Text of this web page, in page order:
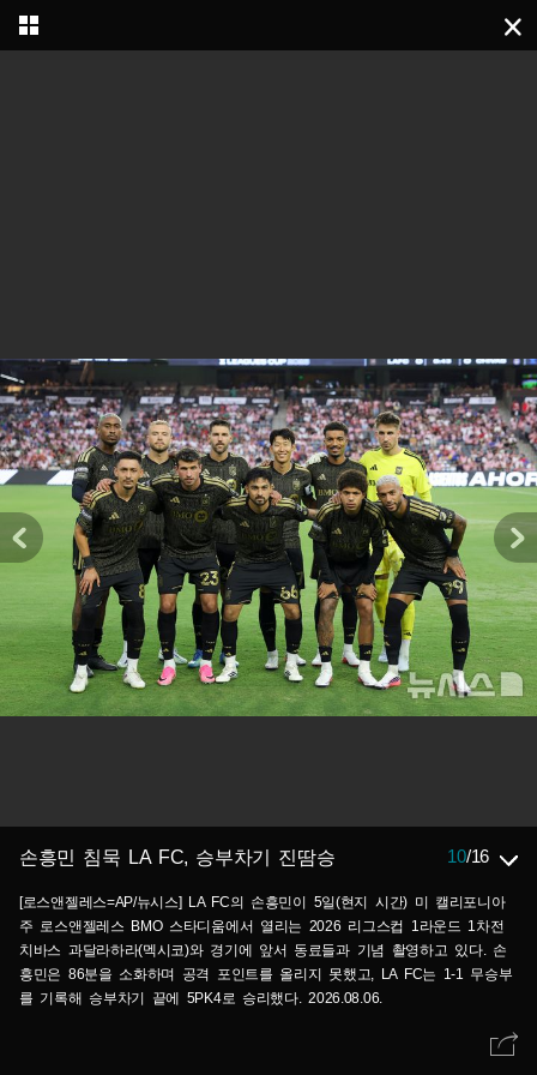
손흥민 침묵 LA FC, 승부차기 진땀승 10/16
[로스앤젤레스=AP/뉴시스] LA FC의 손흥민이 5일(현지 시간) 미 캘리포니아
주 로스앤젤레스 BMO 스타디움에서 열리는 2026 리그스컵 1라운드 1차전
치바스 과달라하라(멕시코)와 경기에 앞서 동료들과 기념 촬영하고 있다. 손
흥민은 86분을 소화하며 공격 포인트를 올리지 못했고, LA FC는 1-1 무승부
를 기록해 승부차기 끝에 5PK4로 승리했다. 2026.08.06.